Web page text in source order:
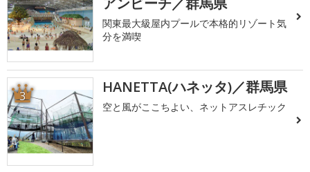
関東最大級屋内プールで本格的リゾート気
分を満喫
3 HANETTA(ハネッタ)／群馬県
空と風がここちよい、ネットアスレチック